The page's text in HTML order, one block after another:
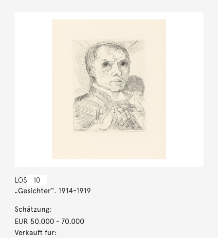
LOS 10
„Gesichter“. 1914-1919
Schätzung:
EUR 50.000- 70.000
Verkauft für: